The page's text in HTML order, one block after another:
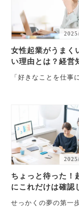
女性起業がうまく
い理由とは？経営
なさゆえの間違っ
力、そして至る所
「好きなことを仕事
働き方」。こうした
ちょっと待った！
にこれだけは確認
きたい10のチェッ
せっかくの夢の第一